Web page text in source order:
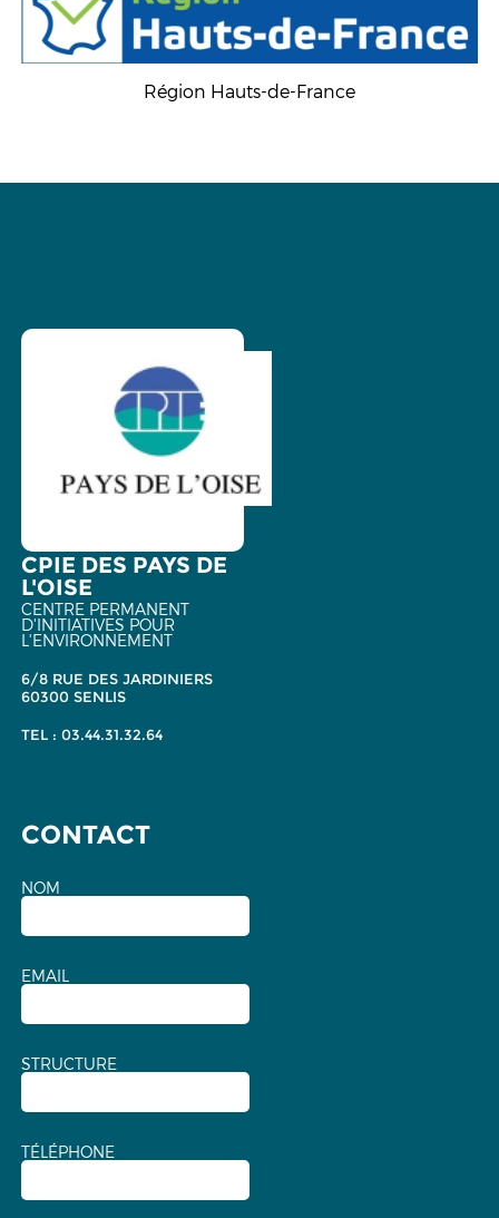
Région Hauts-de-France
CPIE DES PAYS DE
L'OISE
CENTRE PERMANENT
D'INITIATIVES POUR
L'ENVIRONNEMENT
6/8 RUE DES JARDINIERS
60300 SENLIS
TEL : 03.44.31.32.64
CONTACT
NOM
EMAIL
STRUCTURE
TÉLÉPHONE